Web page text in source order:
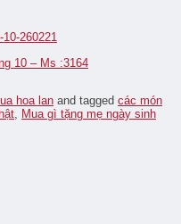
10 – Ms :3164
hoa lan and tagged các món
, Mua gì tặng mẹ ngày sinh